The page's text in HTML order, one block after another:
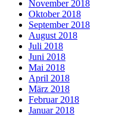
November 2018
Oktober 2018
September 2018
August 2018
Juli 2018
Juni 2018
Mai 2018
April 2018
März 2018
Februar 2018
Januar 2018